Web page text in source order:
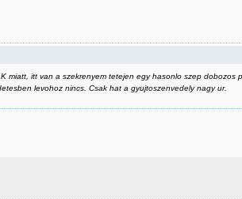
miatt, itt van a szekrenyem tetejen egy hasonlo szep dobozos
levohoz nincs. Csak hat a gyujtoszenvedely nagy ur.